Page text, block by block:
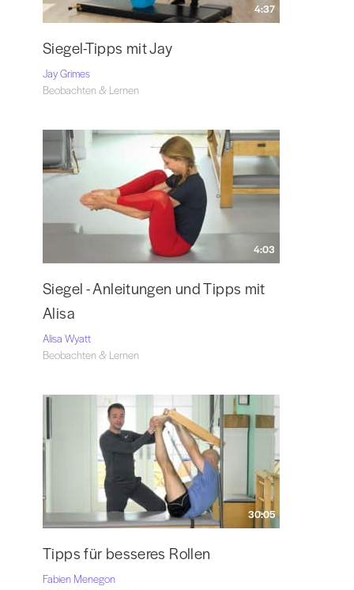
4:37
Siegel-Tipps mit Jay
Jay Grimes
Beobachten & Lernen
4:03
Siegel - Anleitungen und Tipps mit
Alisa
Alisa Wyatt
Beobachten & Lernen
30:05
Tipps für besseres Rollen
Fabien Menegon